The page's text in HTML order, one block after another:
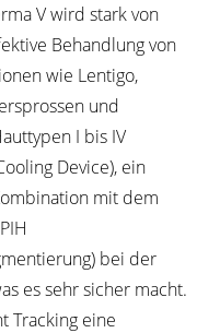
V wird stark von
Behandlung von
wie Lentigo,
und
I bis IV
Device), ein
mit dem
bei der
es sehr sicher macht.
Tracking eine